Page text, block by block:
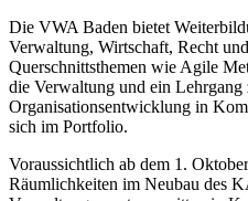
Die VWA Baden bietet
Verwaltung, Wirtschaft, Recht
Querschnittsthemen wie Agile
die Verwaltung und ein
Organisationsentwicklung in
sich im Portfolio.
Voraussichtlich ab dem 1.
Räumlichkeiten im Neubau des